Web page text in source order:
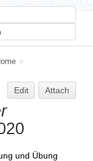
>
Edit Attach
und Übung